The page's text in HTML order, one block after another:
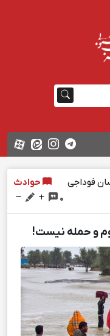
فوداجی
حوادث
0
و حمله نیست!